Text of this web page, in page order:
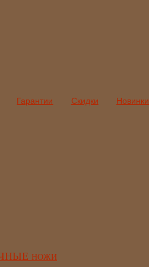
Гарантии Скидки Новинки
НОЖИ